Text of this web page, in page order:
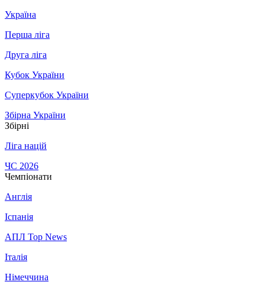
Україна
Перша ліга
Друга ліга
Кубок України
Суперкубок України
Збірна України
Збірні
Ліга націй
ЧС 2026
Чемпіонати
Англія
Іспанія
АПЛ Top News
Італія
Німеччина